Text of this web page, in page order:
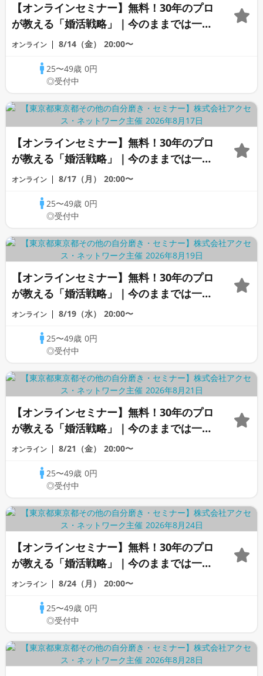
【オンラインセミナー】無料！30年のプロ
が教える「婚活戦略」｜今のままでは一生
変わらないと感じる男性へ
オンライン 8/14（金） 20:00〜
25〜49歳0円
◎受付中
【オンラインセミナー】無料！30年のプロ
が教える「婚活戦略」｜今のままでは一生
変わらないと感じる男性へ
オンライン 8/17（月） 20:00〜
25〜49歳0円
◎受付中
【オンラインセミナー】無料！30年のプロ
が教える「婚活戦略」｜今のままでは一生
変わらないと感じる男性へ
オンライン 8/19（水） 20:00〜
25〜49歳0円
◎受付中
【オンラインセミナー】無料！30年のプロ
が教える「婚活戦略」｜今のままでは一生
変わらないと感じる男性へ
オンライン 8/21（金） 20:00〜
25〜49歳0円
◎受付中
【オンラインセミナー】無料！30年のプロ
が教える「婚活戦略」｜今のままでは一生
変わらないと感じる男性へ
オンライン 8/24（月） 20:00〜
25〜49歳0円
◎受付中